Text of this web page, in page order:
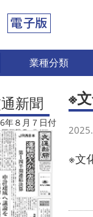
業種分類
新聞
年８月７日付
※
※文